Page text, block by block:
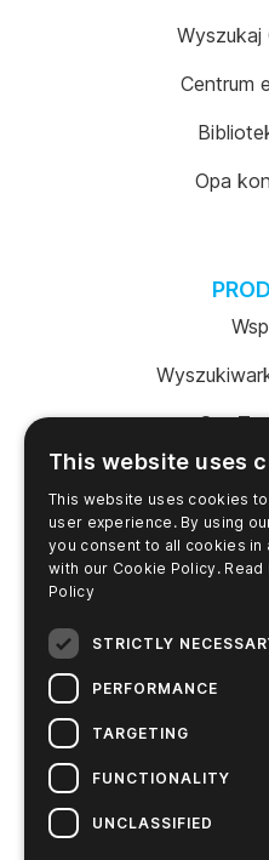
Wyszukaj
Centrum
Opa
Sklep
Sklep
Proszę się z
Historia
This website uses
This website uses cookies
user experience. By using
you consent to all cookies in
with our Cookie Policy. Read
Policy
STRICTLY
PERFORMANCE
TARGETING
FUNCTIONALITY
UNCLASSIFIED